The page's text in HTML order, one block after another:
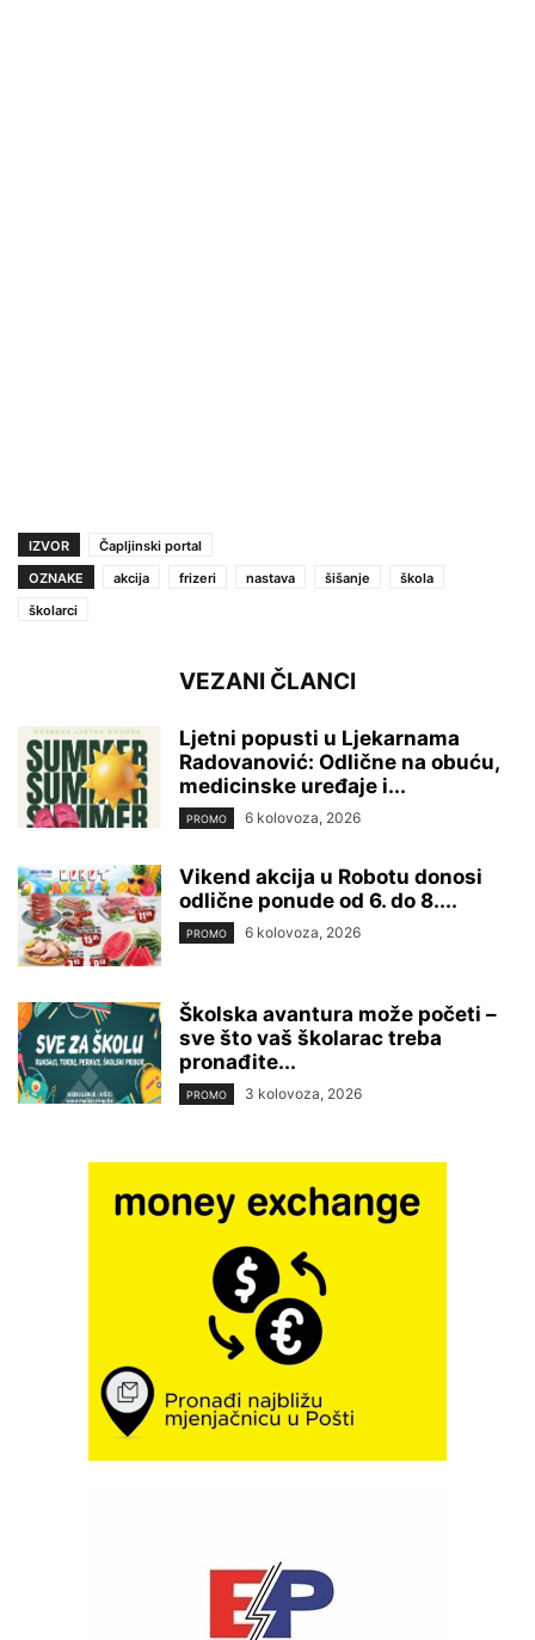
IZVOR
Čapljinski portal
OZNAKE
akcija frizeri nastava šišanje
škola
školarci
VEZANI ČLANCI
Ljetni popusti u Ljekarnama
Radovanović: Odlične na obuću,
medicinske uređaje i...
PROMO 6 kolovoza, 2026
Vikend akcija u Robotu donosi
odlične ponude od 6. do 8....
PROMO 6 kolovoza, 2026
Školska avantura može početi –
sve što vaš školarac treba
pronađite...
PROMO 3 kolovoza, 2026